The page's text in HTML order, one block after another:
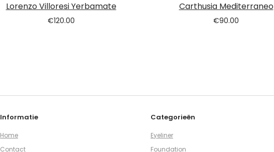
Lorenzo Villoresi Yerbamate
€120.00
Carthusia Mediterraneo
€90.00
Informatie
Home
Contact
Categorieën
Eyeliner
Foundation